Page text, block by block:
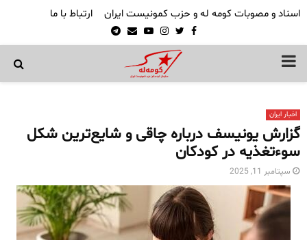
اسناد و مصوبات کومه له و حزب کمونیست ایران ارتباط با ما
Facebook
Twitter
Instagram
Youtube
Email
Telegram
PRIMARY
اخبار ایران
گزارش یونیسف درباره چاقی و شایع‌ترین شکل
سوءتغذیه در کودکان
سپتامبر 11, 2025